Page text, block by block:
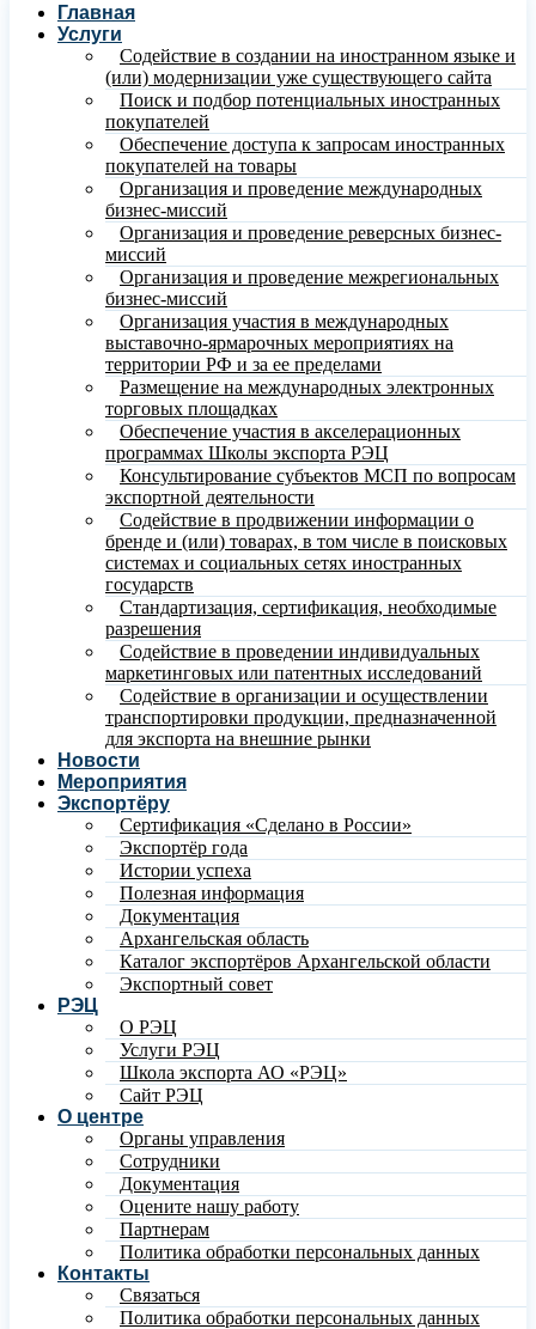
Главная
Услуги
Содействие в создании на иностранном языке и
(или) модернизации уже существующего сайта
Поиск и подбор потенциальных иностранных
покупателей
Обеспечение доступа к запросам иностранных
покупателей на товары
Организация и проведение международных
бизнес-миссий
Организация и проведение реверсных бизнес-
миссий
Организация и проведение межрегиональных
бизнес-миссий
Организация участия в международных
выставочно-ярмарочных мероприятиях на
территории РФ и за ее пределами
Размещение на международных электронных
торговых площадках
Обеспечение участия в акселерационных
программах Школы экспорта РЭЦ
Консультирование субъектов МСП по вопросам
экспортной деятельности
Содействие в продвижении информации о
бренде и (или) товарах, в том числе в поисковых
системах и социальных сетях иностранных
государств
Стандартизация, сертификация, необходимые
разрешения
Содействие в проведении индивидуальных
маркетинговых или патентных исследований
Содействие в организации и осуществлении
транспортировки продукции, предназначенной
для экспорта на внешние рынки
Новости
Мероприятия
Экспортёру
Сертификация «Сделано в России»
Экспортёр года
Истории успеха
Полезная информация
Документация
Архангельская область
Каталог экспортёров Архангельской области
Экспортный совет
РЭЦ
О РЭЦ
Услуги РЭЦ
Школа экспорта АО «РЭЦ»
Сайт РЭЦ
О центре
Органы управления
Сотрудники
Документация
Оцените нашу работу
Партнерам
Политика обработки персональных данных
Контакты
Связаться
Политика обработки персональных данных